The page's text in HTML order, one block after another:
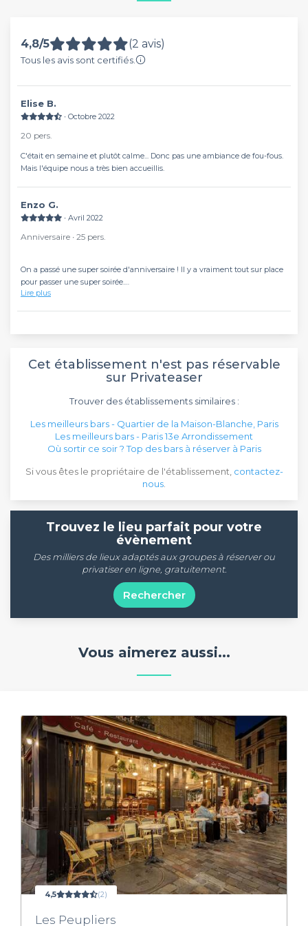
4,8/5 (2 avis)
Tous les avis sont certifiés.
Elise B.
∙ Octobre 2022
20 pers.
C'était en semaine et plutôt calme... Donc pas une ambiance de fou-fous.
Mais l'équipe nous a très bien accueillis.
Enzo G.
∙ Avril 2022
Anniversaire ∙ 25 pers.
On a passé une super soirée d'anniversaire ! Il y a vraiment tout sur place
pour passer une super soirée.
Merci encore à tout le staff pour l'accueil ?
Lire plus
Cet établissement n'est pas réservable
sur Privateaser
Trouver des établissements similaires :
Les meilleurs bars - Quartier de la Maison-Blanche, Paris
Les meilleurs bars - Paris 13e Arrondissement
Où sortir ce soir ? Top des bars à réserver à Paris
Si vous êtes le propriétaire de l'établissement, contactez-
nous
Trouvez le lieu parfait pour votre
évènement
Des milliers de lieux adaptés aux groupes à réserver ou
privatiser en ligne, gratuitement.
Rechercher
Vous aimerez aussi...
4,5 (2)
Les Peupliers